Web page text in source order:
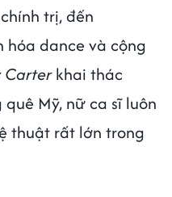
trị, đến
hóa dance và cộng
Carterkhai thác
Mỹ, nữ ca sĩ luôn
thuật rất lớn trong